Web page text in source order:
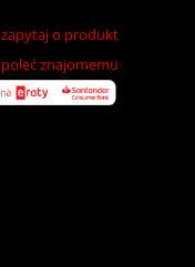
zapytaj o produkt
poleć znajomemu